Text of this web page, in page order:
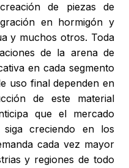
de piezas de
en hormigón y
y muchos otros. Toda
de la arena de
en cada segmento
uso final dependen en
de este material
que el mercado
creciendo en los
cada vez mayor
y regiones de todo